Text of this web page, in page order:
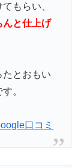
もらい、
んと仕上げ
とおもい
。
口コミ